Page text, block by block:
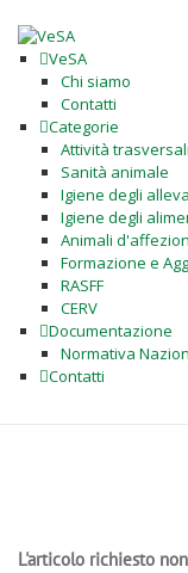
VeSA
Chi siamo
Contatti
Categorie
Attività trasversali
Sanità animale
Igiene degli
Igiene degli
Animali
Formazione e
RASFF
CERV
Documentazione
Normativa
Contatti
L'articolo richiesto